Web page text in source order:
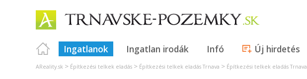
Ingatlanok Ingatlan irodák Infó Új hirdetés
AReality.sk > Építkezési telkek eladás > Építkezési telkek eladás Trnava > Építkezési telkek eladás Trnava